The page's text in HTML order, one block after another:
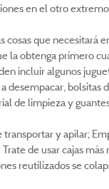
en el otro
cosas que necesitará
la obtenga primero
incluir algunos
desempacar, bolsitas
de limpieza y
transportar y apilar;
de usar cajas más
reutilizados se